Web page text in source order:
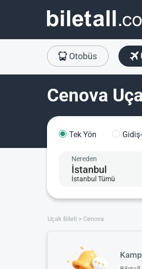
Otobüs
Cenova
Tek Yön
Nereden
İstanbul Tümü
Uçak Bileti Cenova